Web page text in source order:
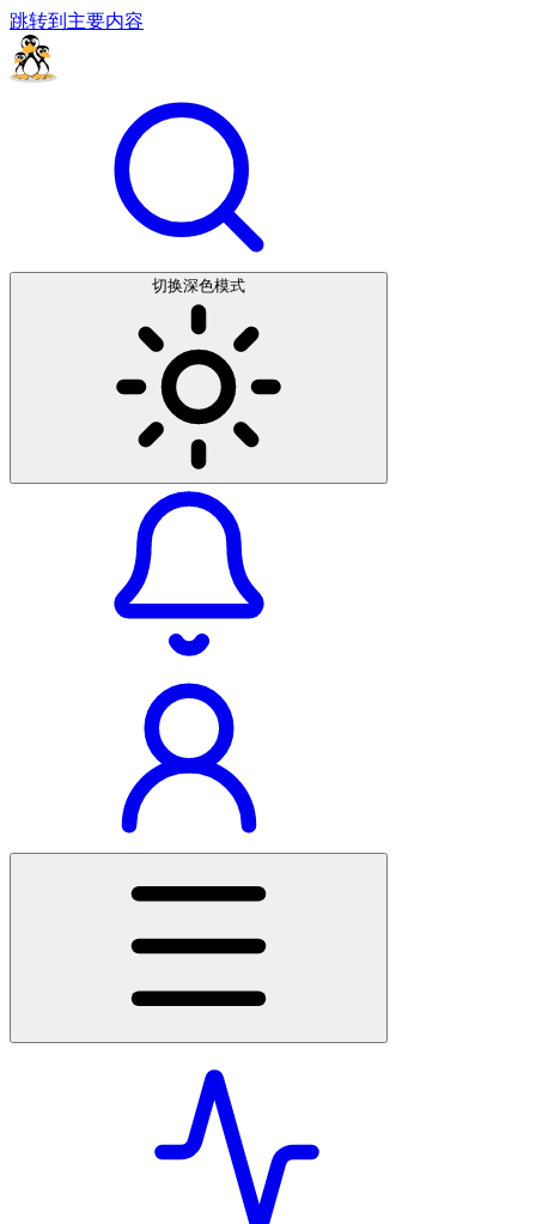
跳转到主要内容
切换深色模式